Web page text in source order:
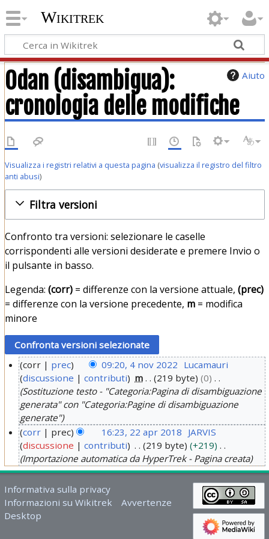
Wikitrek
Aiuto
Odan (disambigua):
cronologia delle modifiche
Visualizza i registri relativi a questa pagina (visualizza il registro del filtro
anti abusi)
Filtra versioni
Confronto tra versioni: selezionare le caselle
corrispondenti alle versioni desiderate e premere Invio o
il pulsante in basso.
Legenda: (corr)= differenze con la versione attuale, (prec)
= differenze con la versione precedente, m= modifica
minore
2
2
corr prec 09:20, 4 nov 2022 Lucamauri
discussione
contributi m 219 byte
0
Sostituzione testo - "Categoria:Pagina di disambiguazione
generata" con "Categoria:Pagine di disambiguazione
generate"
2
p
r
2
corr prec 16:23, 22 apr 2018 JARVIS
discussione
contributi 219 byte
+219
Importazione automatica da HyperTrek - Pagina creata
Informativa sulla privacy
Informazioni su Wikitrek
Avvertenze
Desktop